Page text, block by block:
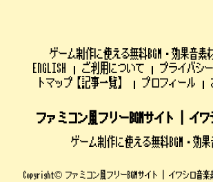
ゲーム制作に使える無料BGM・効果音素
ENGLISH
ご利用について プライバシ
トマップ【記事一覧】
プロフィール
ファミコン風フリーBGMサイト | イ
ゲーム制作に使える無料BGM・効
Copyright© ファミコン風フリーBGMサイト | イワシロ音